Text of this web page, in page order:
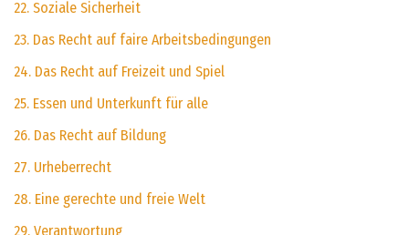
22. Soziale Sicherheit
23. Das Recht auf faire Arbeitsbedingungen
24. Das Recht auf Freizeit und Spiel
25. Essen und Unterkunft für alle
26. Das Recht auf Bildung
27. Urheberrecht
28. Eine gerechte und freie Welt
29. Verantwortung